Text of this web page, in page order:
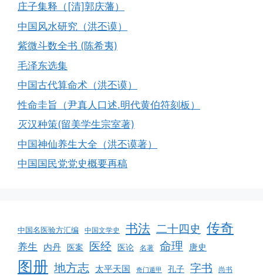
庄子集释（[清]郭庆藩）
中国风水研究（洪丕谟）
紫微斗数全书 (陈希夷)
毛泽东选集
中国古代算命术（洪丕谟）
性命圭旨（尹真人口述.明代黄伯符刻板）
灭汉种策(留美学生宗室著)
中国神仙养生大全（洪丕谟著）
中国国民党党史概要再稿
中国名医验方汇编 中国文学史 书法 二十四史 传奇
养生 内丹 医案 医经 医论 名著 命理 唐史
图册 地方志 太平天国 奇门遁甲 孔子 字书 尚书